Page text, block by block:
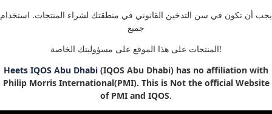
يجب أن تكون في سن التدخين القانوني في منطقتك لشراء المنتجات. استخدام
جميع
المنتجات على هذا الموقع على مسؤوليتك الخاصة!
Heets IQOS Abu Dhabi (IQOS Abu Dhabi) has no affiliation with
Philip Morris International(PMI). This is Not the official Website
of PMI and IQOS.